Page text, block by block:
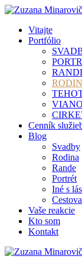
Vitajte
Portfólio
Cenník
Blog
Svadby
Rodina
Rande
Portrét
Iné s
Vaše reakcie
Kto som
Kontakt